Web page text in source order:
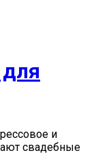
и
свадебные